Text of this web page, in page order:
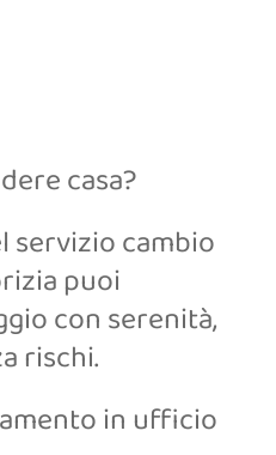
casa?
servizio cambio
puoi
con serenità,
rischi.
in ufficio